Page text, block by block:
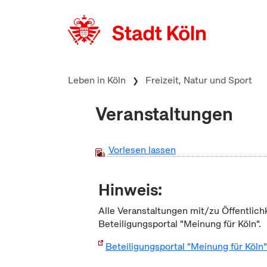
Leben in Köln Freizeit, Natur und Sport
Veranstaltungen
Vorlesen lassen
Hinweis:
Alle Veranstaltungen mit/zu
Beteiligungsportal "Meinung für Köln".
Beteiligungsportal "Meinung für Köln"